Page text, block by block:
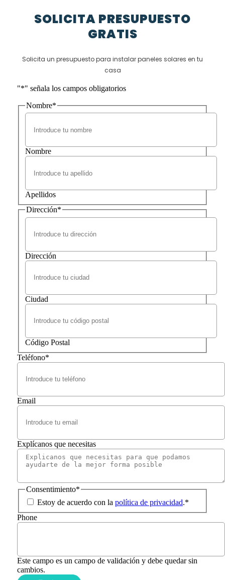
SOLICITA PRESUPUESTO
GRATIS
Solicita un presupuesto para instalar paneles solares en tu
casa
"*" señala los campos obligatorios
Nombre*
Nombre
Apellidos
Dirección*
Dirección
Ciudad
Código Postal
Teléfono*
Email
Explícanos que necesitas
Consentimiento*
Estoy de acuerdo con la política de privacidad.*
Phone
Este campo es un campo de validación y debe quedar sin
cambios.